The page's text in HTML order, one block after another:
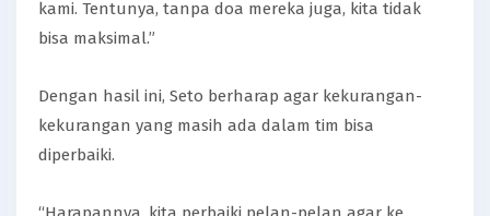
kami. Tentunya, tanpa doa mereka juga, kita tidak
bisa maksimal.”
Dengan hasil ini, Seto berharap agar kekurangan-
kekurangan yang masih ada dalam tim bisa
diperbaiki.